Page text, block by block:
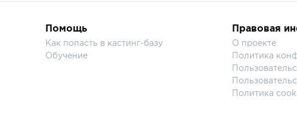
Помощь
Как попасть в кастинг-базу
Обучение
Правовая
О проекте
Политика
Политика